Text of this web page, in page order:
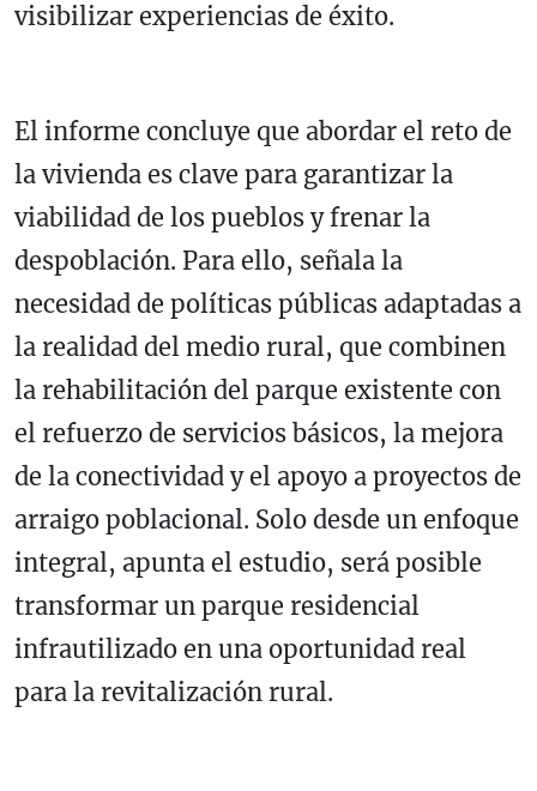
visibilizar experiencias de éxito.
El informe concluye que abordar el reto de
la vivienda es clave para garantizar la
viabilidad de los pueblos y frenar la
despoblación. Para ello, señala la
necesidad de políticas públicas adaptadas a
la realidad del medio rural, que combinen
la rehabilitación del parque existente con
el refuerzo de servicios básicos, la mejora
de la conectividad y el apoyo a proyectos de
arraigo poblacional. Solo desde un enfoque
integral, apunta el estudio, será posible
transformar un parque residencial
infrautilizado en una oportunidad real
para la revitalización rural.